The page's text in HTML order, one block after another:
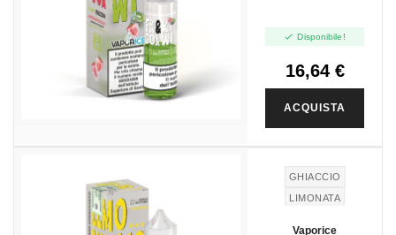
 Disponibile!
16,64 €
ACQUISTA
GHIACCIO
LIMONATA
Vaporice